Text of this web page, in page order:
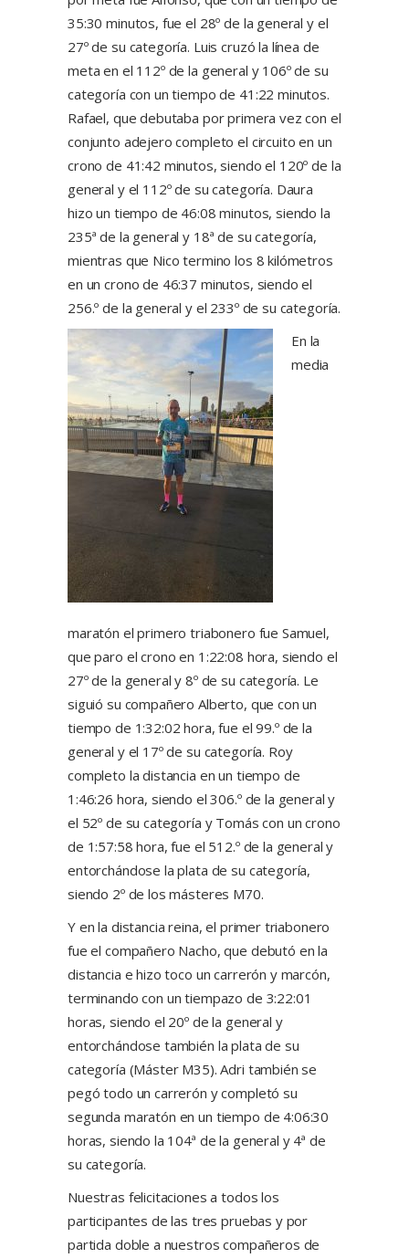
35:30 minutos, fue el 28º de la general y el
27º de su categoría. Luis cruzó la línea de
meta en el 112º de la general y 106º de su
categoría con un tiempo de 41:22 minutos.
Rafael, que debutaba por primera vez con el
conjunto adejero completo el circuito en un
crono de 41:42 minutos, siendo el 120º de la
general y el 112º de su categoría. Daura
hizo un tiempo de 46:08 minutos, siendo la
235ª de la general y 18ª de su categoría,
mientras que Nico termino los 8 kilómetros
en un crono de 46:37 minutos, siendo el
256.º de la general y el 233º de su categoría.
En la
media
maratón el primero triabonero fue Samuel,
que paro el crono en 1:22:08 hora, siendo el
27º de la general y 8º de su categoría. Le
siguió su compañero Alberto, que con un
tiempo de 1:32:02 hora, fue el 99.º de la
general y el 17º de su categoría. Roy
completo la distancia en un tiempo de
1:46:26 hora, siendo el 306.º de la general y
el 52º de su categoría y Tomás con un crono
de 1:57:58 hora, fue el 512.º de la general y
entorchándose la plata de su categoría,
siendo 2º de los másteres M70.
Y en la distancia reina, el primer triabonero
fue el compañero Nacho, que debutó en la
distancia e hizo toco un carrerón y marcón,
terminando con un tiempazo de 3:22:01
horas, siendo el 20º de la general y
entorchándose también la plata de su
categoría (Máster M35). Adri también se
pegó todo un carrerón y completó su
segunda maratón en un tiempo de 4:06:30
horas, siendo la 104ª de la general y 4ª de
su categoría.
Nuestras felicitaciones a todos los
participantes de las tres pruebas y por
partida doble a nuestros compañeros de